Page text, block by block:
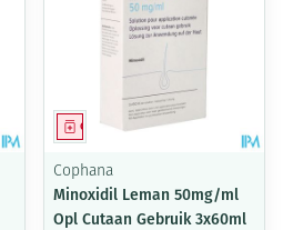
Geneesmiddel
Cophana
Minoxidil Leman 50mg/ml
Opl Cutaan Gebruik 3x60ml